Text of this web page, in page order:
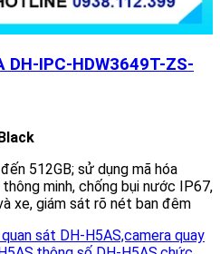
DH-IPC-HDW3649T-ZS-
512GB; sử dụng mã hóa
minh, chống bụi nước IP67,
xe, giám sát rõ nét ban đêm